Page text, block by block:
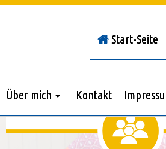
Start-Seite
Über mich Kontakt